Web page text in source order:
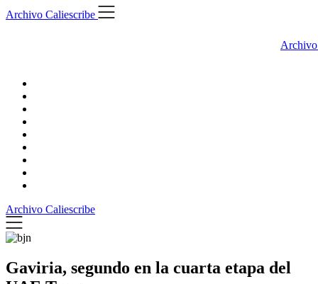
Skip
to
Archivo Caliescribe
Archivo Caliescribe
Gaviria, segundo en la cuarta etapa del